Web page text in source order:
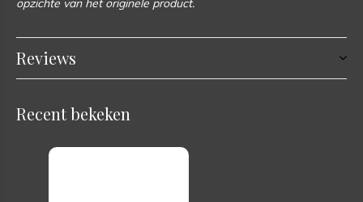
opzichte van het originele product.
Reviews
Recent bekeken